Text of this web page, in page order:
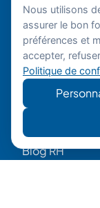
Sourcing RH
Navigation
Accueil
Blog RH
Nous utilisons
assurer le bon
préférences et
accepter,
Politique de